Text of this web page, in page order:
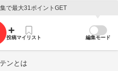
で最大31ポイントGET
投稿マイリスト 編集モード
ンとは